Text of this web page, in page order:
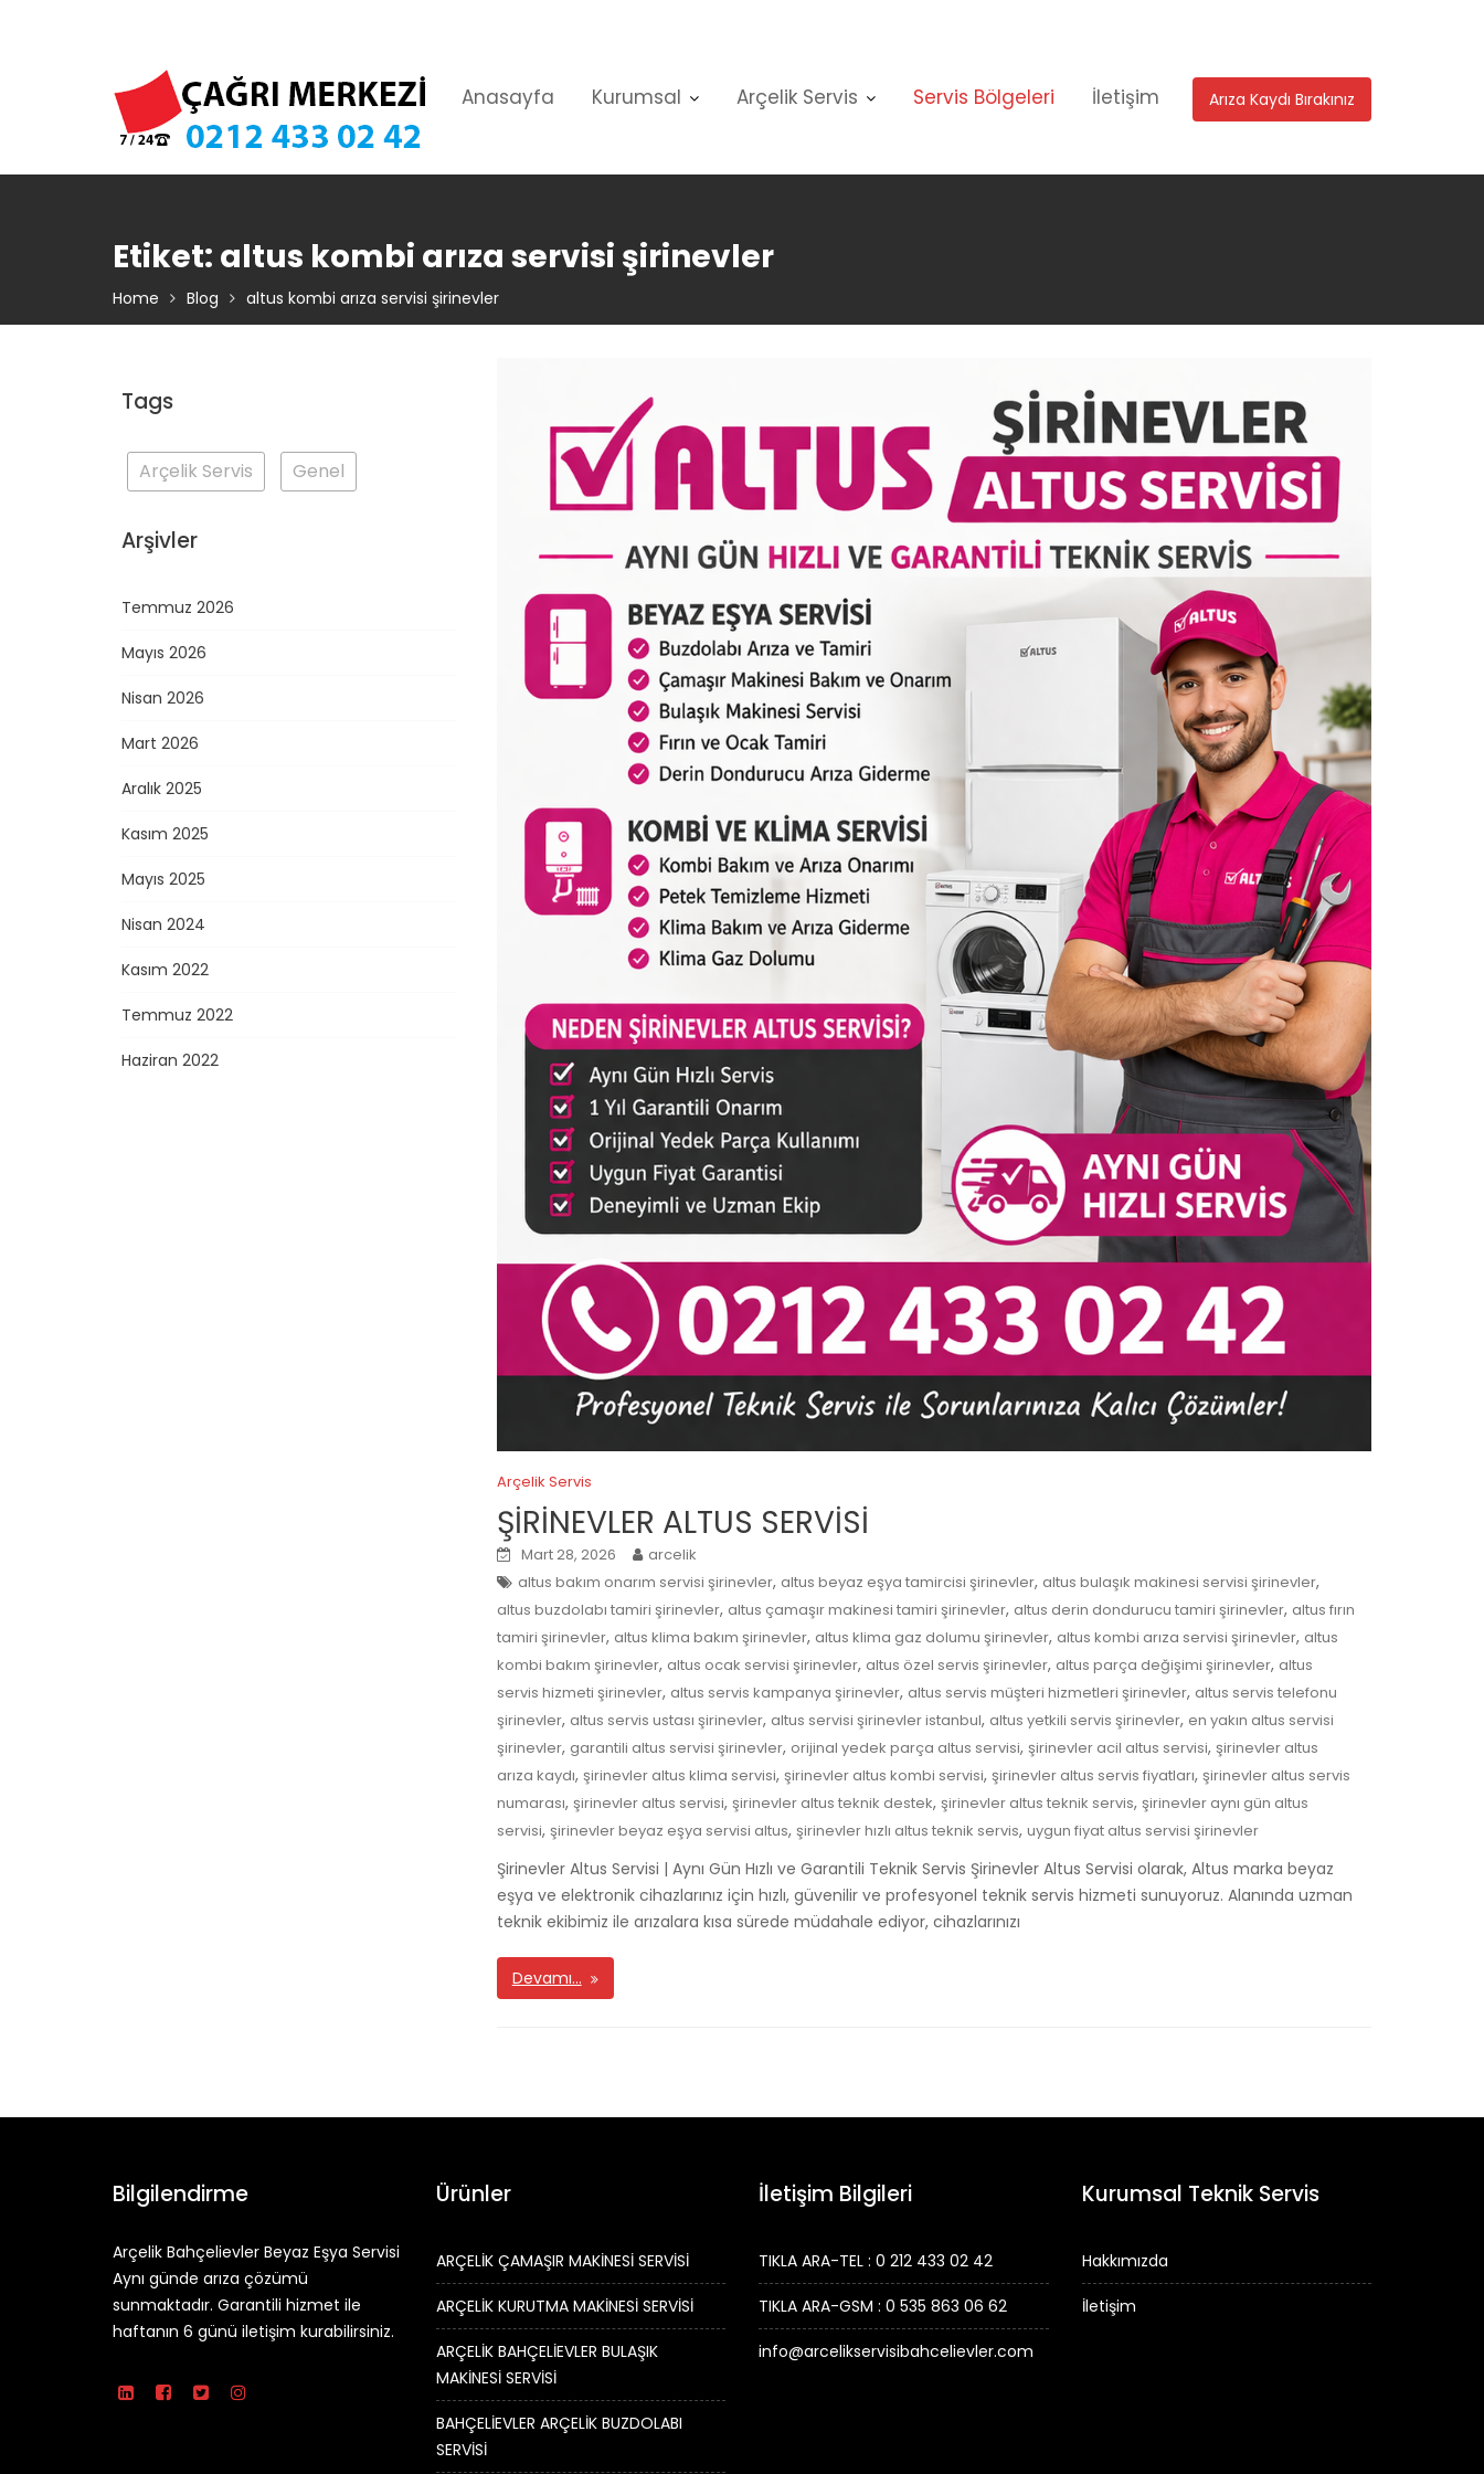
Arıza Kaydı Bırakınız
Anasayfa Kurumsal Arçelik Servis Servis Bölgeleri İletişim
Etiket: altus kombi arıza servisi şirinevler
Home Blog altus kombi arıza servisi şirinevler
Arçelik Servis
ŞİRİNEVLER ALTUS SERVİSİ
Mart 28, 2026
arcelik
altus bakım onarım servisi şirinevler, altus beyaz eşya tamircisi şirinevler, altus bulaşık makinesi servisi şirinevler,
altus buzdolabı tamiri şirinevler, altus çamaşır makinesi tamiri şirinevler, altus derin dondurucu tamiri şirinevler, altus fırın
tamiri şirinevler, altus klima bakım şirinevler, altus klima gaz dolumu şirinevler, altus kombi arıza servisi şirinevler, altus
kombi bakım şirinevler, altus ocak servisi şirinevler, altus özel servis şirinevler, altus parça değişimi şirinevler, altus
servis hizmeti şirinevler, altus servis kampanya şirinevler, altus servis müşteri hizmetleri şirinevler, altus servis telefonu
şirinevler, altus servis ustası şirinevler, altus servisi şirinevler istanbul, altus yetkili servis şirinevler, en yakın altus servisi
şirinevler, garantili altus servisi şirinevler, orijinal yedek parça altus servisi, şirinevler acil altus servisi, şirinevler altus
arıza kaydı, şirinevler altus klima servisi, şirinevler altus kombi servisi, şirinevler altus servis fiyatları, şirinevler altus servis
numarası, şirinevler altus servisi, şirinevler altus teknik destek, şirinevler altus teknik servis, şirinevler aynı gün altus
servisi, şirinevler beyaz eşya servisi altus, şirinevler hızlı altus teknik servis, uygun fiyat altus servisi şirinevler
Şirinevler Altus Servisi | Aynı Gün Hızlı ve Garantili Teknik Servis Şirinevler Altus Servisi olarak, Altus marka beyaz
eşya ve elektronik cihazlarınız için hızlı, güvenilir ve profesyonel teknik servis hizmeti sunuyoruz. Alanında uzman
teknik ekibimiz ile arızalara kısa sürede müdahale ediyor, cihazlarınızı
Devamı…
Tags
Arçelik Servis Genel
Arşivler
Temmuz 2026
Mayıs 2026
Nisan 2026
Mart 2026
Aralık 2025
Kasım 2025
Mayıs 2025
Nisan 2024
Kasım 2022
Temmuz 2022
Haziran 2022
Bilgilendirme
Arçelik Bahçelievler Beyaz Eşya Servisi
Aynı günde arıza çözümü
sunmaktadır. Garantili hizmet ile
haftanın 6 günü iletişim kurabilirsiniz.
Ürünler
ARÇELİK ÇAMAŞIR MAKİNESİ SERVİSİ
ARÇELİK KURUTMA MAKİNESİ SERVİSİ
ARÇELİK BAHÇELİEVLER BULAŞIK
MAKİNESİ SERVİSİ
BAHÇELİEVLER ARÇELİK BUZDOLABI
SERVİSİ
İletişim Bilgileri
TIKLA ARA-TEL : 0 212 433 02 42
TIKLA ARA-GSM : 0 535 863 06 62
info@arcelikservisibahcelievler.com
Kurumsal Teknik Servis
Hakkımızda
İletişim